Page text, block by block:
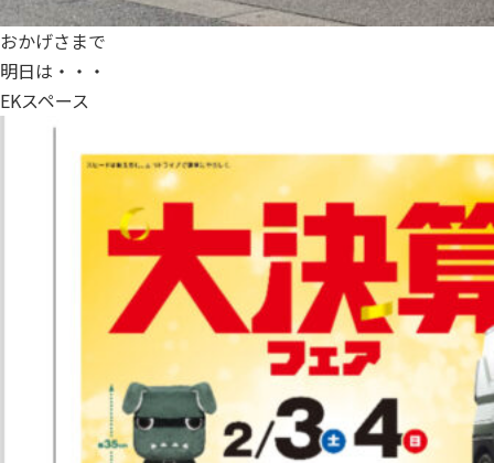
おかげさまで
明日は・・・
EKスペース